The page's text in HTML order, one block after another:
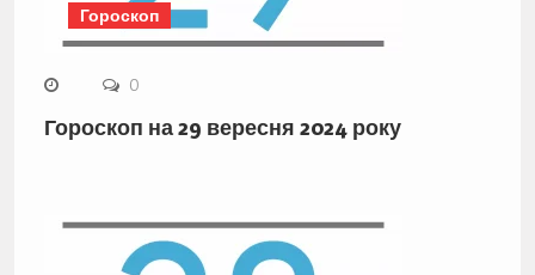
Гороскоп
0
Гороскоп на 29 вересня 2024 року